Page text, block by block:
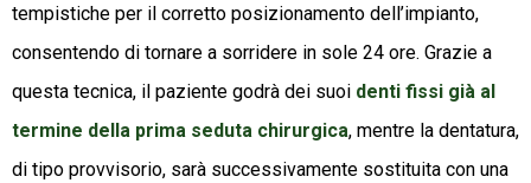
tempistiche per il corretto posizionamento dell’impianto,
consentendo di tornare a sorridere in sole 24 ore. Grazie a
questa tecnica, il paziente godrà dei suoi denti fissi già al
termine della prima seduta chirurgica, mentre la dentatura,
di tipo provvisorio, sarà successivamente sostituita con una